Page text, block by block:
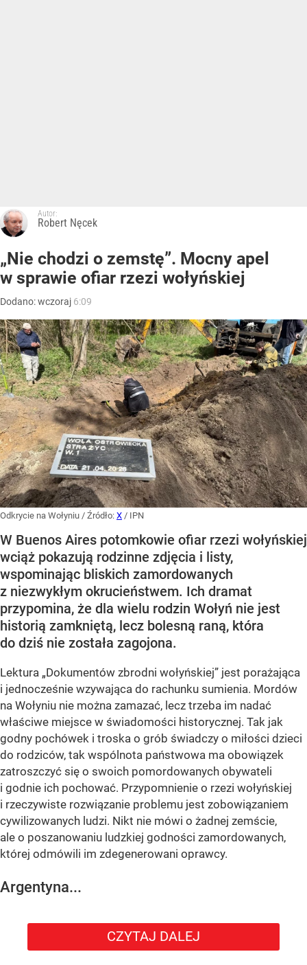
Autor:
Robert Nęcek
„Nie chodzi o zemstę”. Mocny apel
w sprawie ofiar rzezi wołyńskiej
Dodano:wczoraj 6:09
Odkrycie na Wołyniu / Źródło: X / IPN
W Buenos Aires potomkowie ofiar rzezi wołyńskiej
wciąż pokazują rodzinne zdjęcia i listy,
wspominając bliskich zamordowanych
z niezwykłym okrucieństwem. Ich dramat
przypomina, że dla wielu rodzin Wołyń nie jest
historią zamkniętą, lecz bolesną raną, która
do dziś nie została zagojona.
Lektura „Dokumentów zbrodni wołyńskiej” jest porażająca
i jednocześnie wzywająca do rachunku sumienia. Mordów
na Wołyniu nie można zamazać, lecz trzeba im nadać
właściwe miejsce w świadomości historycznej. Tak jak
godny pochówek i troska o grób świadczy o miłości dzieci
do rodziców, tak wspólnota państwowa ma obowiązek
zatroszczyć się o swoich pomordowanych obywateli
i godnie ich pochować. Przypomnienie o rzezi wołyńskiej
i rzeczywiste rozwiązanie problemu jest zobowiązaniem
cywilizowanych ludzi. Nikt nie mówi o żadnej zemście,
ale o poszanowaniu ludzkiej godności zamordowanych,
której odmówili im zdegenerowani oprawcy.
Argentyna...
CZYTAJ DALEJ